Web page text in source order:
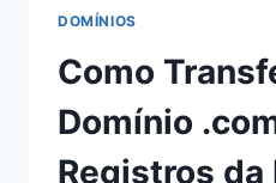
DOMÍNIOS
Como
Domínio
Registros